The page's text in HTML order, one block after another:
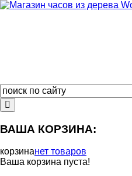
ВАША КОРЗИНА:
корзинанет товаров
Ваша корзина пуста!